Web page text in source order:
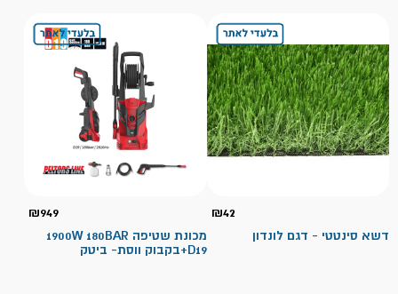
₪42
דשא סינטטי - דגם לונדון
₪949
מכונת שטיפה 1900W 180BAR
D19+בקבוק ווסת- ביטק